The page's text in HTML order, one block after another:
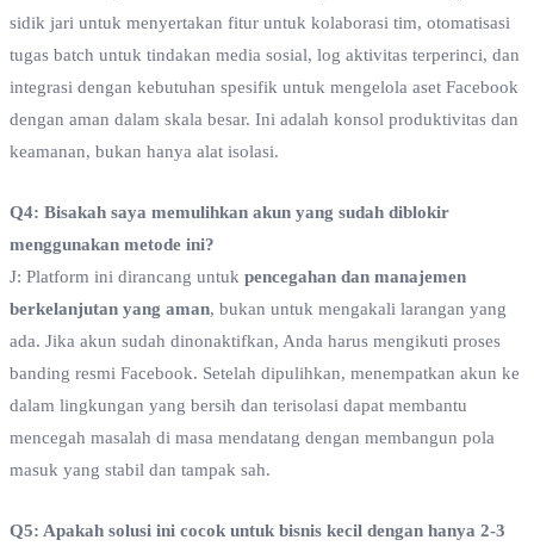
sidik jari untuk menyertakan fitur untuk kolaborasi tim, otomatisasi
tugas batch untuk tindakan media sosial, log aktivitas terperinci, dan
integrasi dengan kebutuhan spesifik untuk mengelola aset Facebook
dengan aman dalam skala besar. Ini adalah konsol produktivitas dan
keamanan, bukan hanya alat isolasi.
Q4: Bisakah saya memulihkan akun yang sudah diblokir
menggunakan metode ini?
J: Platform ini dirancang untuk pencegahan dan manajemen
berkelanjutan yang aman, bukan untuk mengakali larangan yang
ada. Jika akun sudah dinonaktifkan, Anda harus mengikuti proses
banding resmi Facebook. Setelah dipulihkan, menempatkan akun ke
dalam lingkungan yang bersih dan terisolasi dapat membantu
mencegah masalah di masa mendatang dengan membangun pola
masuk yang stabil dan tampak sah.
Q5: Apakah solusi ini cocok untuk bisnis kecil dengan hanya 2-3